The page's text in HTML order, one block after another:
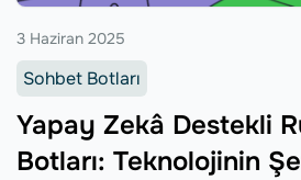
Yapay Zekâ Destekli
Botları: Teknolojinin
3 Haziran 2025
Sohbet Botları